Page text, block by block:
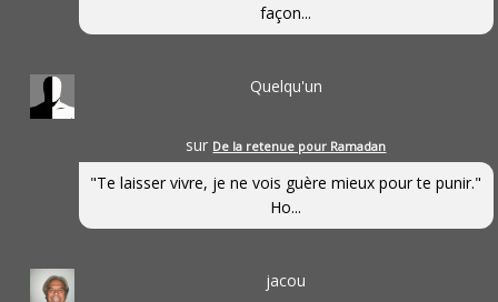
façon...
Quelqu'un
sur De la retenue pour Ramadan
"Te laisser vivre, je ne vois guère mieux pour te punir."
Ho...
jacou